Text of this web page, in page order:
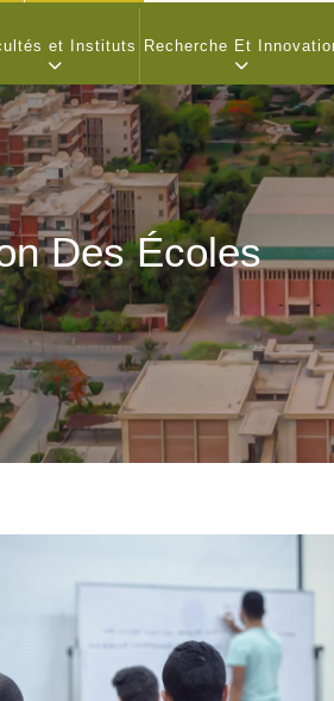
et Instituts Recherche Et
Des Écoles